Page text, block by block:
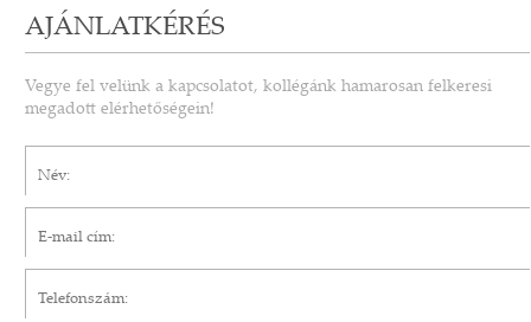
AJÁNLATKÉRÉS
Vegye fel velünk a kapcsolatot, kollégánk hamarosan felkeresi
megadott elérhetőségein!